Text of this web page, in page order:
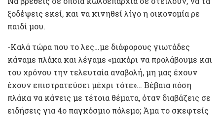
ξοδέψεις εκεί, και να κινηθεί λίγο η οικονομία ρε
παιδί μου.
-Καλά τώρα που το λες…με διάφορους γιωτάδες
κάναμε πλάκα και λέγαμε «μακάρι να προλάβουμε και
του χρόνου την τελευταία αναβολή, μη μας έχουν
έχουν επιστρατεύσει μέχρι τότε»… Βέβαια πόση
πλάκα να κάνεις με τέτοια θέματα, όταν διαβάζεις σε
ειδήσεις για 4ο παγκόσμιο πόλεμο; Άμα το σκεφτείς